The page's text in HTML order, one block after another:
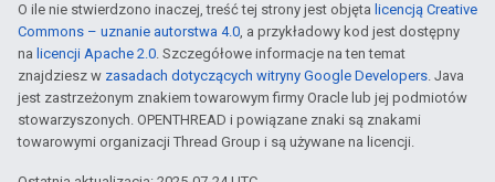
O ile nie stwierdzono inaczej, treść tej strony jest objęta licencją Creative
Commons – uznanie autorstwa 4.0, a przykładowy kod jest dostępny
na licencji Apache 2.0. Szczegółowe informacje na ten temat
znajdziesz w zasadach dotyczących witryny Google Developers. Java
jest zastrzeżonym znakiem towarowym firmy Oracle lub jej podmiotów
stowarzyszonych. OPENTHREAD i powiązane znaki są znakami
towarowymi organizacji Thread Group i są używane na licencji.